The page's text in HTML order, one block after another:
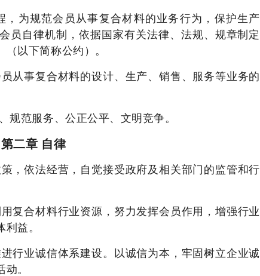
，为规范会员从事复合材料的业务行为，保护生产
员自律机制，依据国家有关法律、法规、规章制定
（以下简称公约）。
从事复合材料的设计、生产、销售、服务等业务的
规范服务、公正公平、文明竞争。
第二章 自律
，依法经营，自觉接受政府及相关部门的监管和行
复合材料行业资源，努力发挥会员作用，增强行业
益。
行业诚信体系建设。以诚信为本，牢固树立企业诚
。